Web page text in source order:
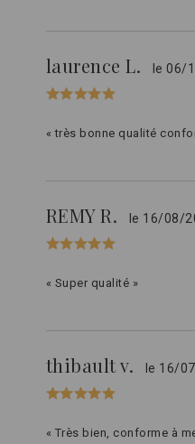
laurence L. le 06/
« très bonne qualité
REMY R. le 16/08/
« Super qualité »
thibault v. le 16/
« Très bien, conforme à